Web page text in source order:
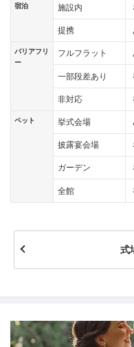
宿泊 施設内
提携
バリアフリ
ー
フルフラット
一部段差あり
非対応
ペット 挙式会場
披露宴会場
ガーデン
全館
式